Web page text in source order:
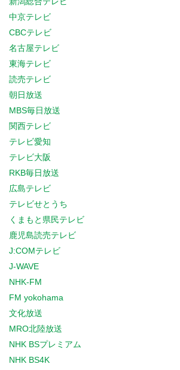
中京テレビ
CBCテレビ
名古屋テレビ
東海テレビ
読売テレビ
朝日放送
MBS毎日放送
関西テレビ
テレビ愛知
テレビ大阪
RKB毎日放送
広島テレビ
テレビせとうち
くまもと県民テレビ
鹿児島読売テレビ
J:COMテレビ
J-WAVE
NHK-FM
FM yokohama
文化放送
MRO北陸放送
NHK BSプレミアム
NHK BS4K